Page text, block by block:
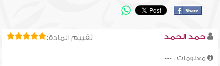
تقييم المادة: حمد الحمد
معلومات : ---